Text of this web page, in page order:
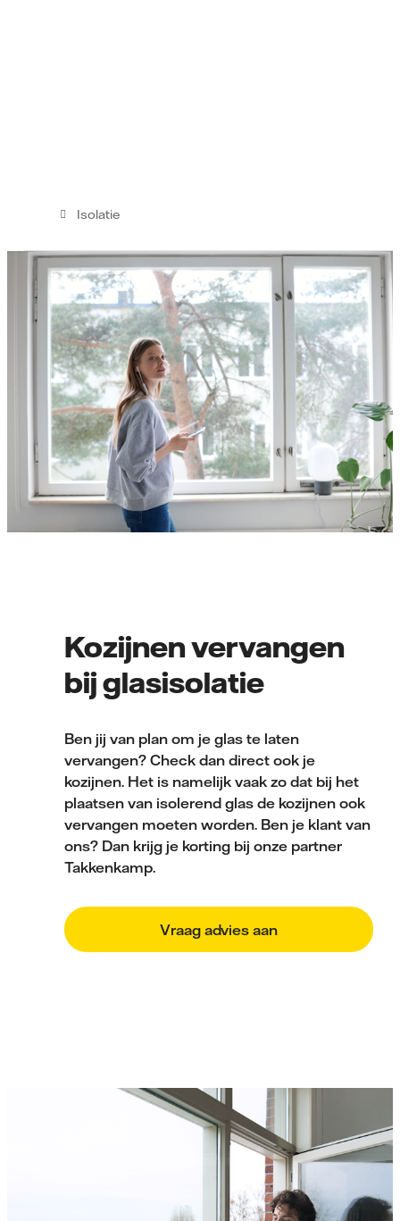
Isolatie
Kozijnen vervangen
bij glasisolatie
Ben jij van plan om je glas te laten
vervangen? Check dan direct ook je
kozijnen. Het is namelijk vaak zo dat bij het
plaatsen van isolerend glas de kozijnen ook
vervangen moeten worden. Ben je klant van
ons? Dan krijg je korting bij onze partner
Takkenkamp.
Vraag advies aan